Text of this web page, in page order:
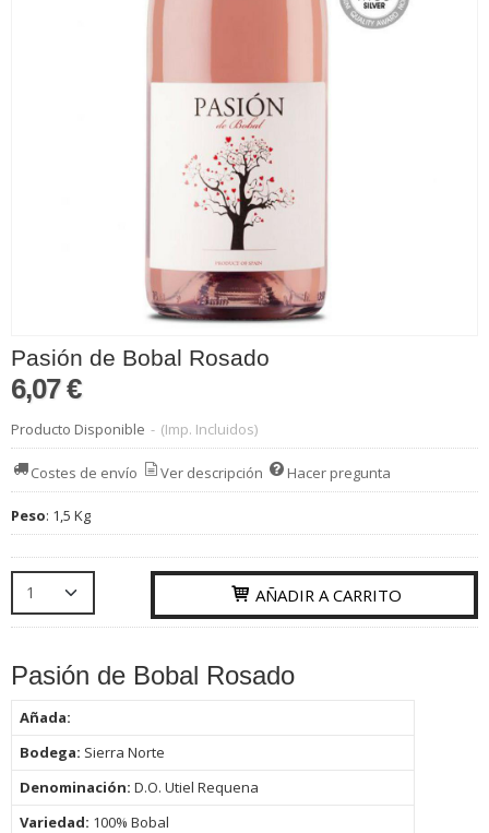
Pasión de Bobal Rosado
6,07 €
Producto Disponible - (Imp. Incluidos)
Costes de envío Ver descripción Hacer pregunta
Peso: 1,5 Kg
AÑADIR A CARRITO
Pasión de Bobal Rosado
Añada:
Bodega: Sierra Norte
Denominación: D.O. Utiel Requena
Variedad: 100% Bobal